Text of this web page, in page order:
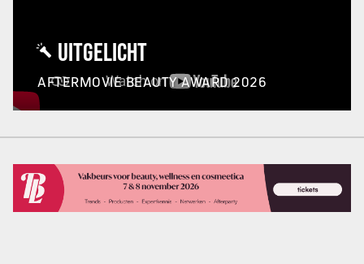
UITGELICHT
AFTERMOVIE BEAUTY AWARD 2026